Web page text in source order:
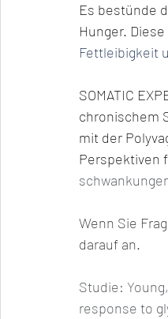
Es bestünde
Hunger. Diese
Fettleibigkeit
SOMATIC
chronischem
mit der
Perspektiven
Wenn Sie
darauf an.
Studie:
response to